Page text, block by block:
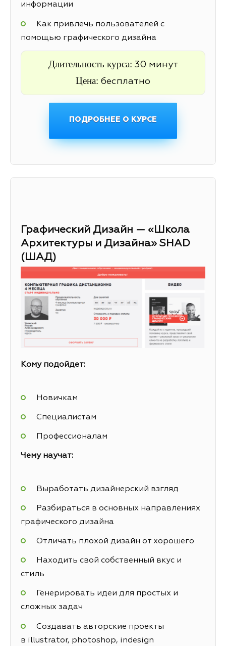
информации
Как привлечь пользователей с
помощью графического дизайна
Длительность курса: 30 минут
Цена: бесплатно
ПОДРОБНЕЕ О КУРСЕ
Графический Дизайн — «Школа
Архитектуры и Дизайна» SHAD
(ШАД)
Кому подойдет:
Новичкам
Специалистам
Профессионалам
Чему научат:
Выработать дизайнерский взгляд
Разбираться в основных направлениях
графического дизайна
Отличать плохой дизайн от хорошего
Находить свой собственный вкус и
стиль
Генерировать идеи для простых и
сложных задач
Создавать авторские проекты
в illustrator, photoshop, indesign